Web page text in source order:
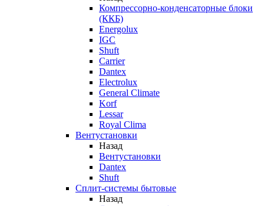
Компрессорно-конденсаторные блоки
(ККБ)
Energolux
IGC
Shuft
Carrier
Dantex
Electrolux
General Climate
Korf
Lessar
Royal Clima
Вентустановки
Назад
Вентустановки
Dantex
Shuft
Сплит-системы бытовые
Назад